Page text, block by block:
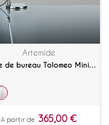
Artemide
Lampe de bureau Tolomeo Mini Tavolo
A partir de 365,00 €